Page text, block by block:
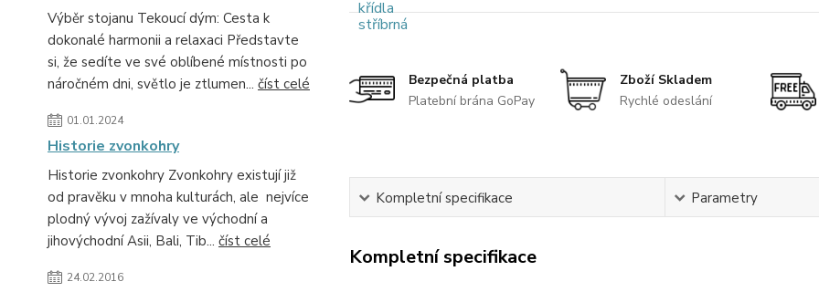
Výběr stojanu Tekoucí dým: Cesta k
dokonalé harmonii a relaxaci Představte
si, že sedíte ve své oblíbené místnosti po
náročném dni, světlo je ztlumen... číst celé
01.01.2024
Historie zvonkohry
Historie zvonkohry Zvonkohry existují již
od pravěku v mnoha kulturách, ale nejvíce
plodný vývoj zažívaly ve východní a
jihovýchodní Asii, Bali, Tib... číst celé
24.02.2016
Bezpečná platba
Platební brána GoPay
Zboží Skladem
Rychlé odeslání
Kompletní specifikace Parametry
Kompletní specifikace